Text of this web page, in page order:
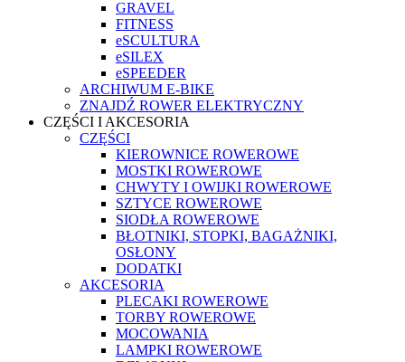
GRAVEL
FITNESS
eSCULTURA
eSILEX
eSPEEDER
ARCHIWUM E-BIKE
ZNAJDŹ ROWER ELEKTRYCZNY
CZĘŚCI I AKCESORIA
CZĘŚCI
KIEROWNICE ROWEROWE
MOSTKI ROWEROWE
CHWYTY I OWIJKI ROWEROWE
SZTYCE ROWEROWE
SIODŁA ROWEROWE
BŁOTNIKI, STOPKI, BAGAŻNIKI,
OSŁONY
DODATKI
AKCESORIA
PLECAKI ROWEROWE
TORBY ROWEROWE
MOCOWANIA
LAMPKI ROWEROWE